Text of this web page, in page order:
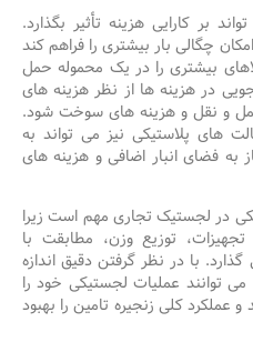
بر کارایی هزینه تأثیر بگذارد.
چگالی بار بیشتری را فراهم کند
بیشتری را در یک محموله حمل
در هزینه ها از نظر هزینه های
و نقل و هزینه های سوخت شود.
های پلاستیکی نیز می تواند به
به فضای انبار اضافی و هزینه های
در لجستیک تجاری مهم است زیرا
توزیع وزن، مطابقت با
گذارد. با در نظر گرفتن دقیق اندازه
توانند عملیات لجستیکی خود را
عملکرد کلی زنجیره تامین را بهبود